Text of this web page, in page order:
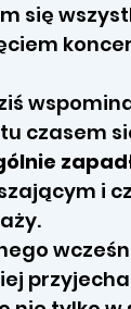
się
czasem
i